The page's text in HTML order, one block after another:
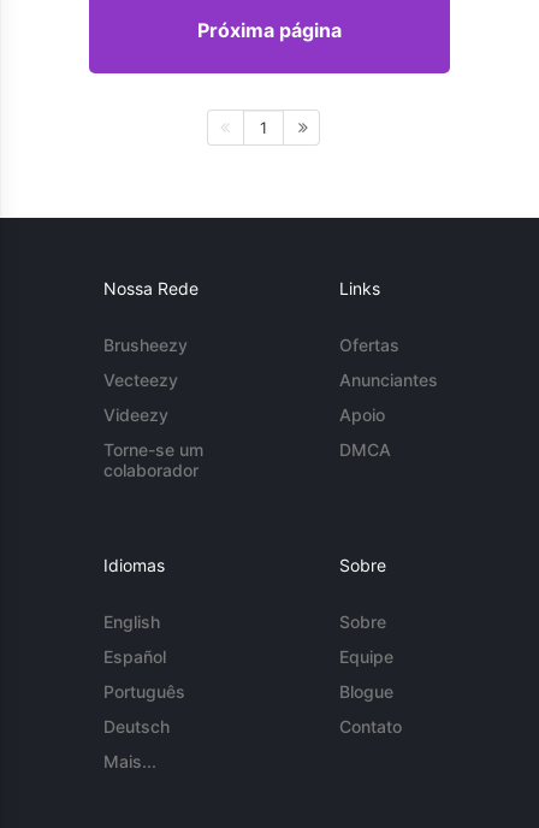
Próxima página
1
Nossa Rede
Brusheezy
Vecteezy
Videezy
Torne-se um
colaborador
Links
Ofertas
Anunciantes
Apoio
DMCA
Idiomas
English
Español
Português
Deutsch
Mais...
Sobre
Sobre
Equipe
Blogue
Contato